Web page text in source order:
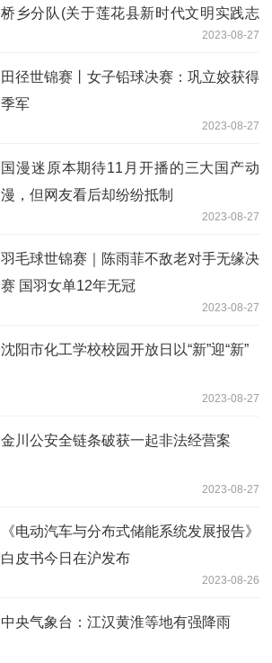
桥乡分队(关于莲花县新时代文明实践志
2023-08-27
田径世锦赛丨女子铅球决赛：巩立姣获得
季军
2023-08-27
国漫迷原本期待11月开播的三大国产动
漫，但网友看后却纷纷抵制
2023-08-27
羽毛球世锦赛｜陈雨菲不敌老对手无缘决
赛 国羽女单12年无冠
2023-08-27
沈阳市化工学校校园开放日以“新”迎“新”
2023-08-27
金川公安全链条破获一起非法经营案
2023-08-27
《电动汽车与分布式储能系统发展报告》
白皮书今日在沪发布
2023-08-26
中央气象台：江汉黄淮等地有强降雨